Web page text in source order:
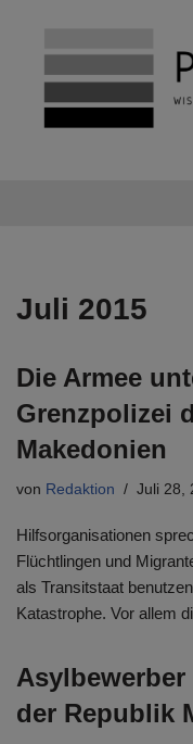
Zum
Inhalt
springen
Juli 2015
Die Armee
Grenzpolizei
Makedonien
von Redaktion Juli 28,
Hilfsorganisationen
Flüchtlingen und
als Transitstaat
Katastrophe. Vor allem
der Republik